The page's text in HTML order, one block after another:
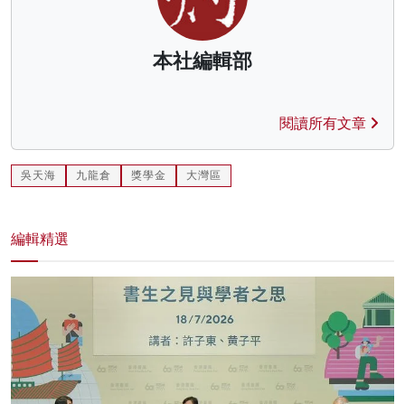
本社編輯部
閱讀所有文章
吳天海 九龍倉 獎學金 大灣區
編輯精選